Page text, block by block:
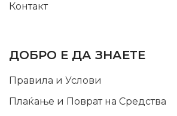
Контакт
ДОБРО Е ДА ЗНАЕТЕ
Правила и Услови
Плаќање и Поврат на Средства